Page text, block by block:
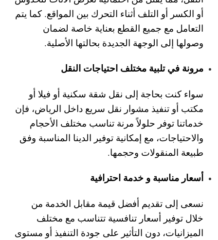
أو الكسر أو التلف أثناء التحرك بين المواقع. كما يتم
التعامل مع جميع القطع بعناية خاصة لضمان
وصولها إلى الوجهة الجديدة بحالتها الأصلية.
مرونة في تلبية مختلف احتياجات النقل
سواء كنت بحاجة إلى نقل شقة سكنية أو فيلا أو
مكتب أو تنفيذ مشوار نقل سريع داخل الرياض، فإن
خدماتنا توفر حلولاً مرنة تناسب مختلف الأحجام
والاحتياجات، مع إمكانية توفير الدينا المناسبة وفق
طبيعة المنقولات وحجمها.
أسعار مناسبة و خدمة احترافية
نسعى إلى تقديم أفضل قيمة مقابل الخدمة من
خلال توفير أسعار تنافسية تتناسب مع مختلف
الميزانيات، دون التأثير على جودة التنفيذ أو مستوى